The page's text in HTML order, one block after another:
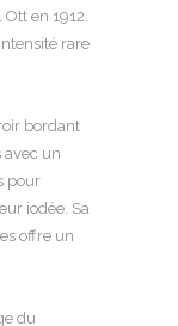
en 1912.
rare
bordant
avec un
pour
iodée. Sa
offre un
du